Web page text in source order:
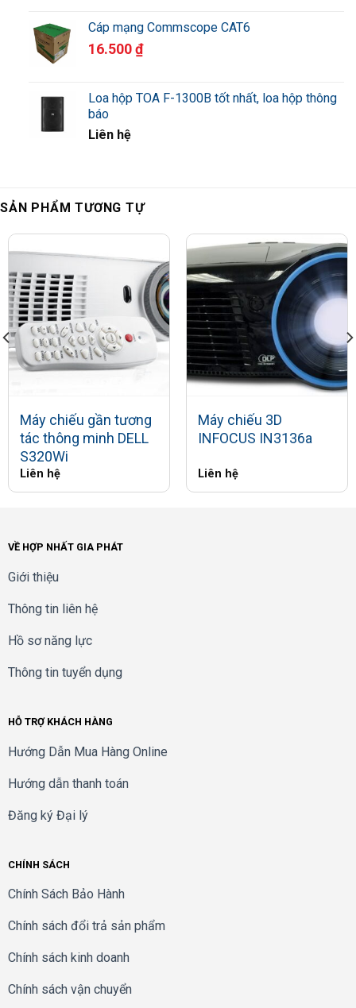
Cáp mạng Commscope CAT6
16.500₫
Loa hộp TOA F-1300B tốt nhất, loa hộp thông
báo
Liên hệ
SẢN PHẨM TƯƠNG TỰ
Máy chiếu gần tương
tác thông minh DELL
S320Wi
Liên hệ
Máy chiếu 3D
INFOCUS IN3136a
Liên hệ
VỀ HỢP NHẤT GIA PHÁT
Giới thiệu
Thông tin liên hệ
Hồ sơ năng lực
Thông tin tuyển dụng
HỖ TRỢ KHÁCH HÀNG
Hướng Dẫn Mua Hàng Online
Hướng dẫn thanh toán
Đăng ký Đại lý
CHÍNH SÁCH
Chính Sách Bảo Hành
Chính sách đổi trả sản phẩm
Chính sách kinh doanh
Chính sách vận chuyển